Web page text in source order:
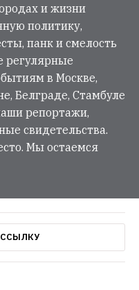
и жизни
политику,
панк и смелость
регулярные
в Москве,
Белграде, Стамбуле
репортажи,
свидетельства.
Мы остаемся